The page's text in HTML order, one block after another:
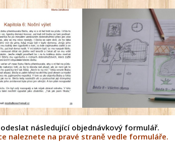
následující objednávkový formulář.
naleznete na pravé straně vedle formuláře.